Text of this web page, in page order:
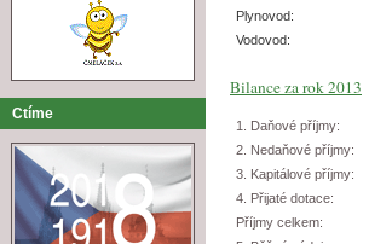
Ctíme
Plynovod:
Vodovod:
Bilance za rok 2013
1. Daňové příjmy:
2. Nedaňové příjmy:
3. Kapitálové příjmy:
4. Přijaté dotace:
Příjmy celkem: